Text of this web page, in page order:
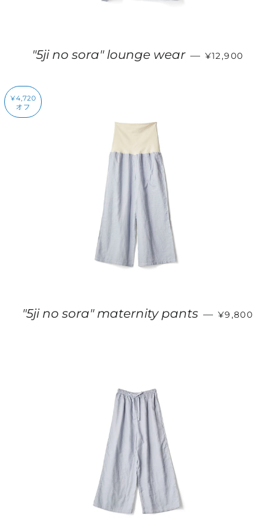
"5ji no sora" lounge wear — 販売価格
¥12,900
¥4,720
オフ
"5ji no sora" maternity pants — 販売価格
¥9,800